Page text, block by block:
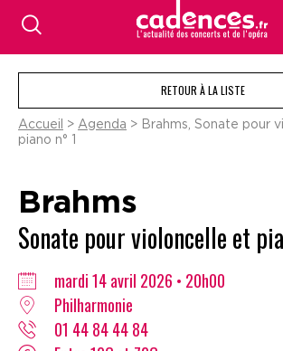
RETOUR À LA LISTE
Accueil > Agenda > Brahms, Sonate pour
piano n° 1
Brahms
Sonate pour violoncelle et
mardi 14 avril 2026 • 20h00
Philharmonie
01 44 84 44 84